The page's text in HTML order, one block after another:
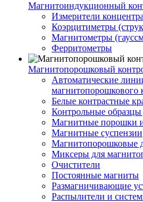
Магнитоиндукционный
Измерители
Коэрцитиметры
Магнитометры
Ферритометры
Магнитопорошковый
Автоматические
магнитопорошкового
Белые контрастные
Контрольные
Магнитные порошки
Магнитные суспензии
Магнитопорошковые
Миксеры для
Очистители
Постоянные магниты
Размагничивающие
Распылители и